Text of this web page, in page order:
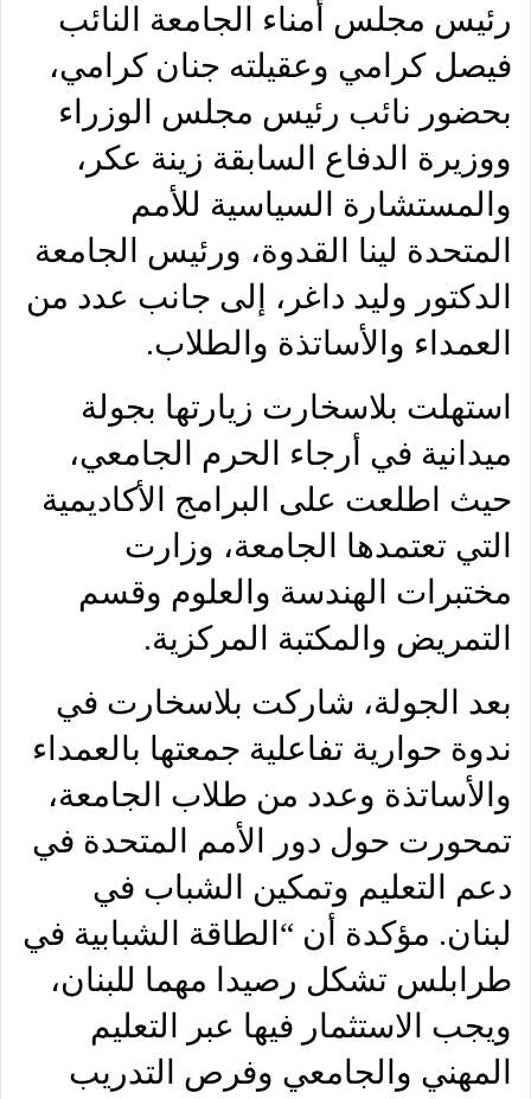
رئيس مجلس أمناء الجامعة النائب
فيصل كرامي وعقيلته جنان كرامي،
بحضور نائب رئيس مجلس الوزراء
ووزيرة الدفاع السابقة زينة عكر،
والمستشارة السياسية للأمم
المتحدة لينا القدوة، ورئيس الجامعة
الدكتور وليد داغر، إلى جانب عدد من
العمداء والأساتذة والطلاب.
استهلت بلاسخارت زيارتها بجولة
ميدانية في أرجاء الحرم الجامعي،
حيث اطلعت على البرامج الأكاديمية
التي تعتمدها الجامعة، وزارت
مختبرات الهندسة والعلوم وقسم
التمريض والمكتبة المركزية.
بعد الجولة، شاركت بلاسخارت في
ندوة حوارية تفاعلية جمعتها بالعمداء
والأساتذة وعدد من طلاب الجامعة،
تمحورت حول دور الأمم المتحدة في
دعم التعليم وتمكين الشباب في
لبنان. مؤكدة أن “الطاقة الشبابية في
طرابلس تشكل رصيدا مهما للبنان،
ويجب الاستثمار فيها عبر التعليم
المهني والجامعي وفرص التدريب